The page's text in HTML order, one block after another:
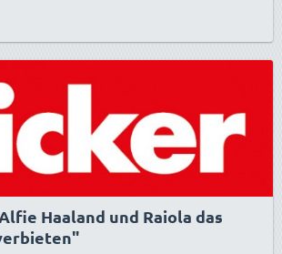
Haaland und Raiola das